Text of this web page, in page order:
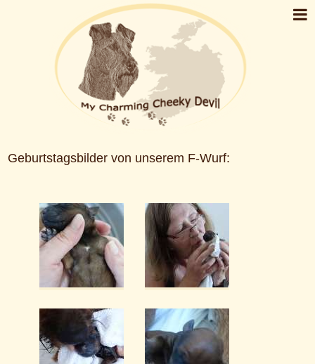
Geburtstagsbilder von unserem F-Wurf: